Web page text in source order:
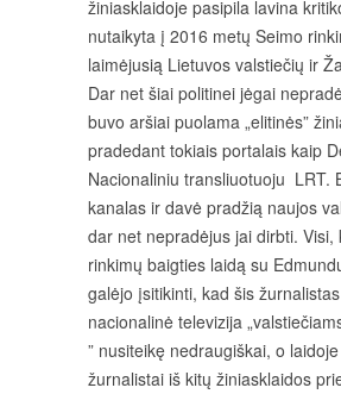
žiniasklaidoje pasipila lavina
nutaikyta į 2016 metų Seimo
laimėjusią Lietuvos valstiečių ir
Dar net šiai politinei jėgai
buvo aršiai puolama „elitinės”
pradedant tokiais portalais kaip
Nacionaliniu transliuotuoju LRT.
kanalas ir davė pradžią naujos
dar net nepradėjus jai dirbti. Visi,
rinkimų baigties laidą su
galėjo įsitikinti, kad šis
nacionalinė televizija
” nusiteikę nedraugiškai, o
žurnalistai iš kitų žiniasklaidos